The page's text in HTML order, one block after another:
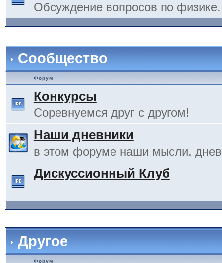
Обсуждение вопросов по
Сообщество
Форум
Конкурсы
Соревнуемся друг с другом!
Наши дневники
в этом форуме наши мысли,
Дискуссионный Клуб
Другое
Форум